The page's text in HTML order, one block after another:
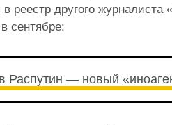
реестр другого журналиста
сентябре:
Распутин — новый